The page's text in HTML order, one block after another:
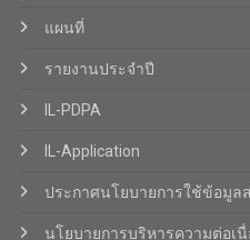
แผนที่
รายงานประจำปี
IL-PDPA
IL-Application
ประกาศนโยบายการใช้ข้อมูล
นโยบายการบริหารความต่อเ